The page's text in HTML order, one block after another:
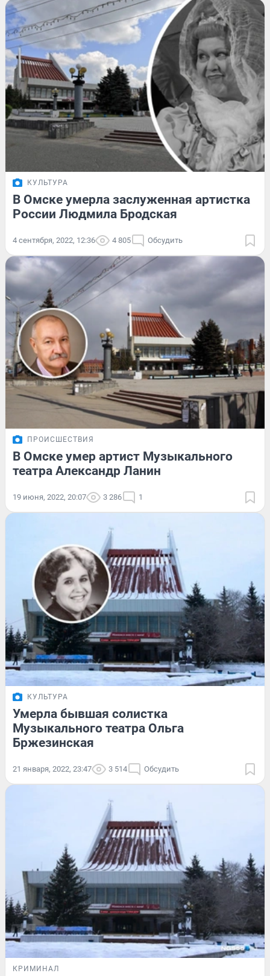
КУЛЬТУРА
В Омске умерла заслуженная артистка
России Людмила Бродская
4 сентября, 2022, 12:36 4 805 Обсудить
ПРОИСШЕСТВИЯ
В Омске умер артист Музыкального
театра Александр Ланин
19 июня, 2022, 20:07 3 286 1
КУЛЬТУРА
Умерла бывшая солистка
Музыкального театра Ольга
Бржезинская
21 января, 2022, 23:47 3 514 Обсудить
КРИМИНАЛ